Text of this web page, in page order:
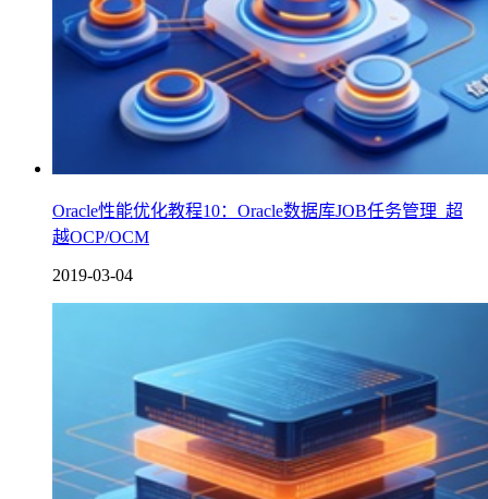
Oracle性能优化教程10：Oracle数据库JOB任务管理_超
越OCP/OCM
2019-03-04